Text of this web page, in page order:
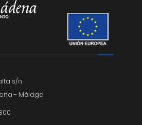
s/n
- Málaga